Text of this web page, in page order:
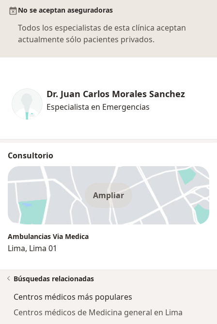
No se aceptan aseguradoras
Todos los especialistas de esta clínica aceptan
actualmente sólo pacientes privados.
Dr. Juan Carlos Morales Sanchez
Especialista en Emergencias
Consultorio
Ampliar
Ambulancias Via Medica
Lima, Lima 01
Búsquedas relacionadas
Centros médicos más populares
Centros médicos de Medicina general en Lima